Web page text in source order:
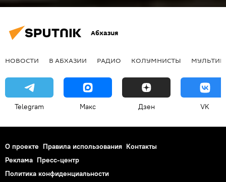
Абхазия
НОВОСТИ В АБХАЗИИ РАДИО КОЛУМНИСТЫ
Telegram Макс Дзен VK
О проекте Правила использования Контакты
Реклама Пресс-центр
Политика конфиденциальности